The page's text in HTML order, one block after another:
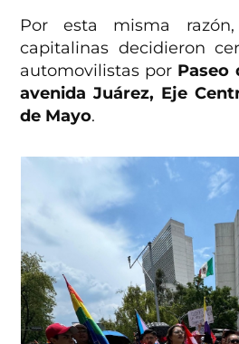
Por esta misma
capitalinas decidieron
automovilistas por Paseo
avenida Juárez, Eje
de Mayo.